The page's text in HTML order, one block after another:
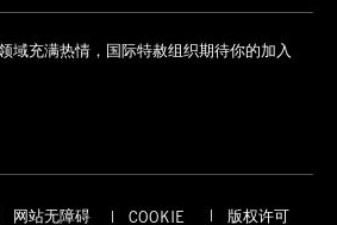
域充满热情，国际特赦组织期待你的加入
网站无障碍 COOKIE 版权许可